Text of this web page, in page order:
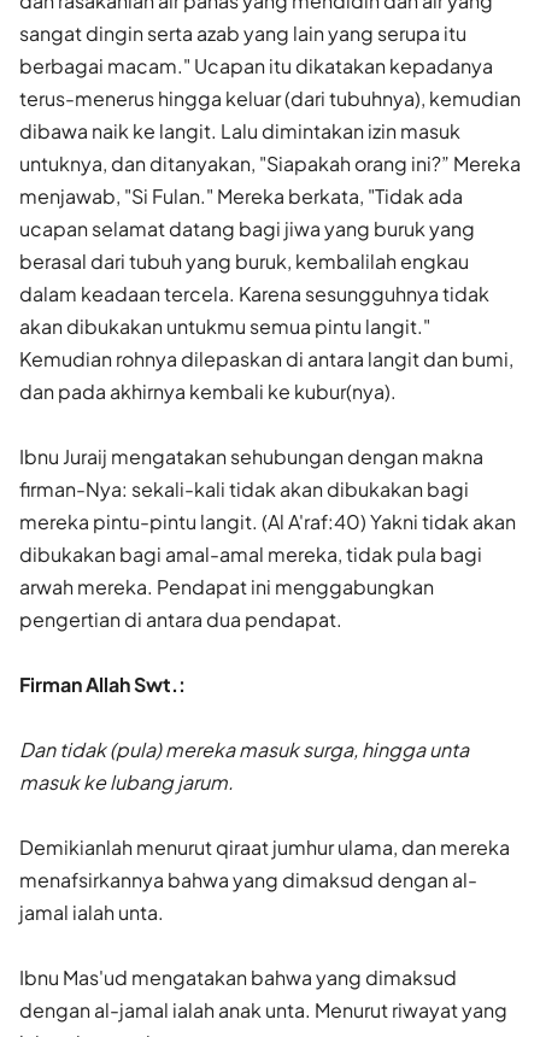
sangat dingin serta azab yang lain yang serupa itu
berbagai macam." Ucapan itu dikatakan kepadanya
terus-menerus hingga keluar (dari tubuhnya), kemudian
dibawa naik ke langit. Lalu dimintakan izin masuk
untuknya, dan ditanyakan, "Siapakah orang ini?” Mereka
menjawab, "Si Fulan." Mereka berkata, "Tidak ada
ucapan selamat datang bagi jiwa yang buruk yang
berasal dari tubuh yang buruk, kembalilah engkau
dalam keadaan tercela. Karena sesungguhnya tidak
akan dibukakan untukmu semua pintu langit."
Kemudian rohnya dilepaskan di antara langit dan bumi,
dan pada akhirnya kembali ke kubur(nya).
Ibnu Juraij mengatakan sehubungan dengan makna
firman-Nya: sekali-kali tidak akan dibukakan bagi
mereka pintu-pintu langit. (Al A'raf:40) Yakni tidak akan
dibukakan bagi amal-amal mereka, tidak pula bagi
arwah mereka. Pendapat ini menggabungkan
pengertian di antara dua pendapat.
Firman Allah Swt.:
Dan tidak (pula) mereka masuk surga, hingga unta
masuk ke lubang jarum.
Demikianlah menurut qiraat jumhur ulama, dan mereka
menafsirkannya bahwa yang dimaksud dengan al-
jamal ialah unta.
Ibnu Mas'ud mengatakan bahwa yang dimaksud
dengan al-jamal ialah anak unta. Menurut riwayat yang